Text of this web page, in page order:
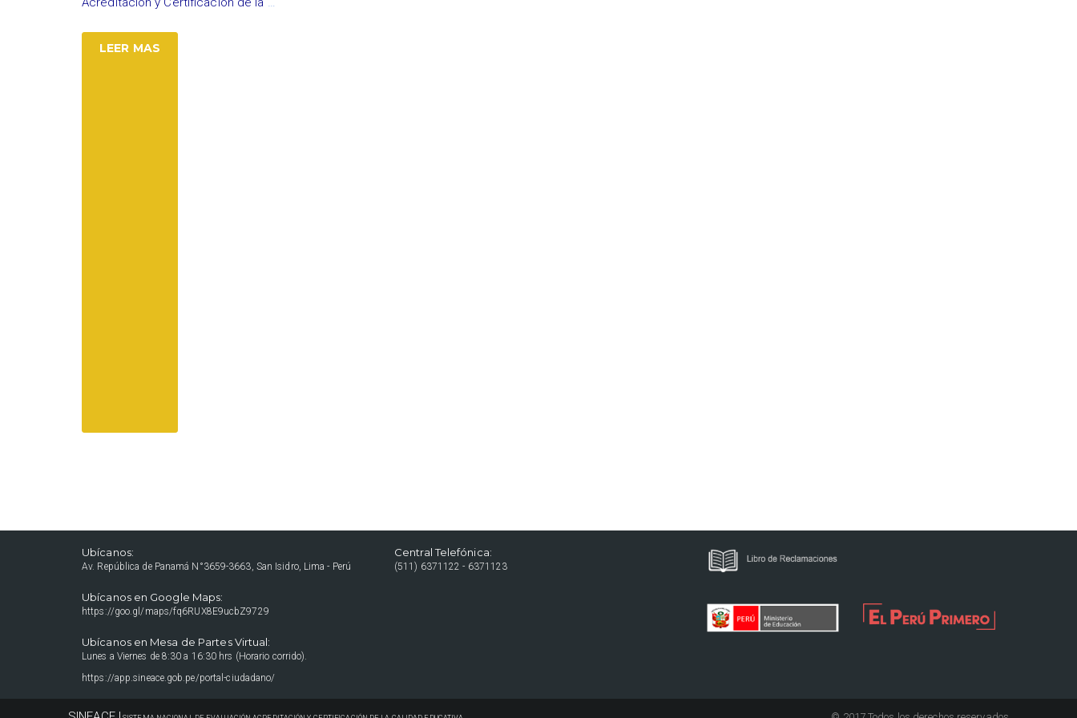
LEER MAS
Ubícanos:
Av. República de Panamá N°3659-3663, San Isidro, Lima - Perú
Ubícanos en Google Maps:
https://goo.gl/maps/fq6RUX8E9ucbZ9729
Ubícanos en Mesa de Partes Virtual:
Lunes a Viernes de 8:30 a 16:30 hrs (Horario corrido).
https://app.sineace.gob.pe/portal-ciudadano/
Central Telefónica:
(511) 6371122 - 6371123